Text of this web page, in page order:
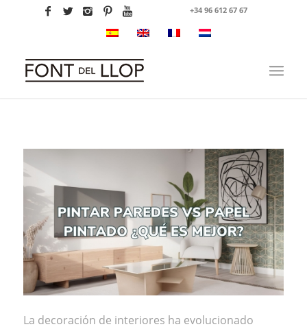
+34 96 612 67 67
La decoración de interiores ha evolucionado